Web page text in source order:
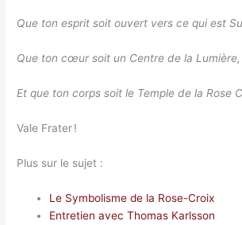
Que ton esprit soit ouvert vers ce qui est
Que ton cœur soit un Centre de la Lumière,
Et que ton corps soit le Temple de la Rose
Vale Frater !
Plus sur le sujet :
Le Symbolisme de la Rose-Croix
Entretien avec Thomas Karlsson